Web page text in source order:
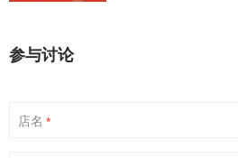
参与讨论
店名 *